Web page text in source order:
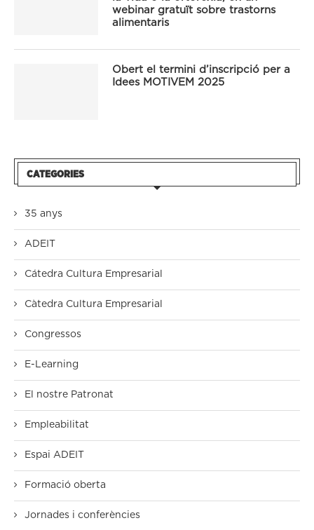
webinar gratuït sobre trastorns
alimentaris
Obert el termini d’inscripció per a
Idees MOTIVEM 2025
CATEGORIES
35 anys
ADEIT
Cátedra Cultura Empresarial
Càtedra Cultura Empresarial
Congressos
E-Learning
El nostre Patronat
Empleabilitat
Espai ADEIT
Formació oberta
Jornades i conferències